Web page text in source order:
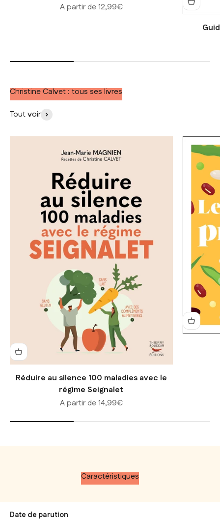
Prix de vente
A partir de 12,99€
Christine Calvet : tous ses livres
Tout voir
Réduire au silence 100 maladies avec le
régime Seignalet
Prix de vente
A partir de 14,99€
Caractéristiques
Date de parution